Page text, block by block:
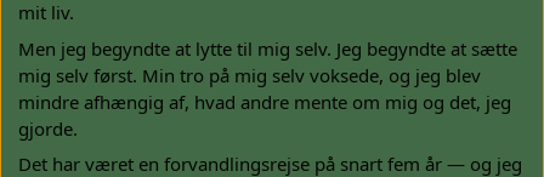
mit liv.
Men jeg begyndte at lytte til mig selv. Jeg begyndte at sætte
mig selv først. Min tro på mig selv voksede, og jeg blev
mindre afhængig af, hvad andre mente om mig og det, jeg
gjorde.
Det har været en forvandlingsrejse på snart fem år — og jeg